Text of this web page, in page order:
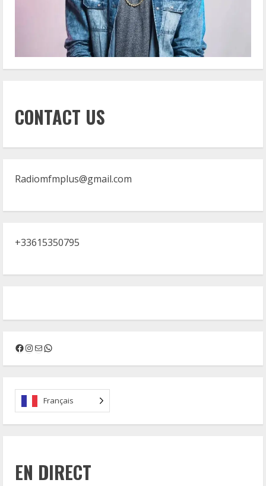
CONTACT US
Radiomfmplus@gmail.com
+33615350795
Facebook
Instagram
MailWhatsApp
Français
EN DIRECT